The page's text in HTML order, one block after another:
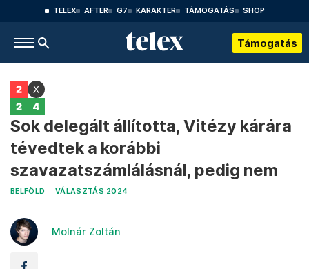
TELEX AFTER G7 KARAKTER TÁMOGATÁS SHOP
Támogatás
Sok delegált állította, Vitézy kárára
tévedtek a korábbi
szavazatszámlálásnál, pedig nem
BELFÖLD VÁLASZTÁS 2024
Molnár Zoltán